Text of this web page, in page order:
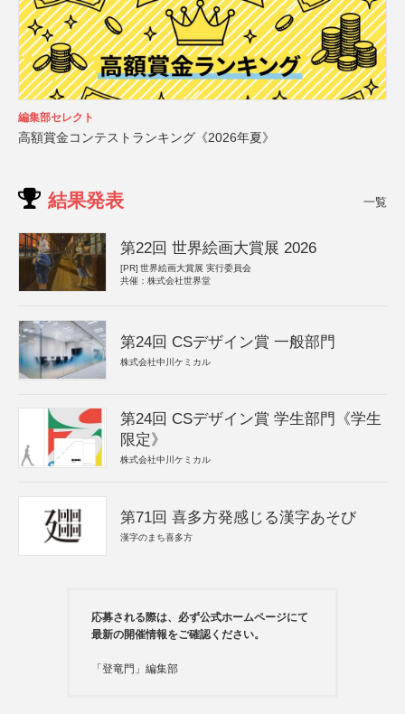
編集部セレクト
高額賞金コンテストランキング《2026年夏》
結果発表 一覧
第22回 世界絵画大賞展 2026
[PR] 世界絵画大賞展 実行委員会
共催：株式会社世界堂
第24回 CSデザイン賞 一般部門
株式会社中川ケミカル
第24回 CSデザイン賞 学生部門《学生
限定》
株式会社中川ケミカル
第71回 喜多方発感じる漢字あそび
漢字のまち喜多方
応募される際は、必ず公式ホームページにて
最新の開催情報をご確認ください。
「登竜門」編集部